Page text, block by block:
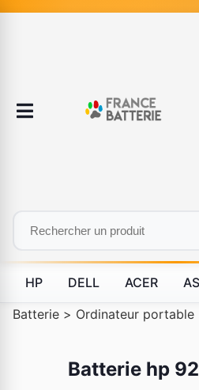
HP DELL ACER
Batterie > Ordinateur portable
Batterie hp